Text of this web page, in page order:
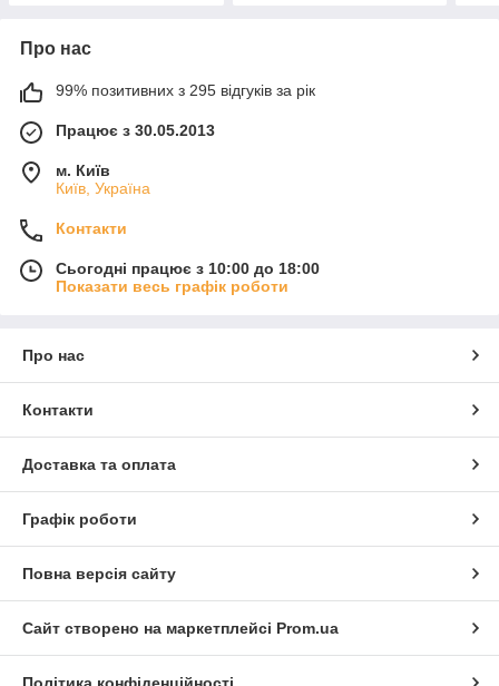
Про нас
99% позитивних з 295 відгуків за рік
Працює з 30.05.2013
м. Київ
Київ, Україна
Контакти
Сьогодні працює з 10:00 до 18:00
Показати весь графік роботи
Про нас
Контакти
Доставка та оплата
Графік роботи
Повна версія сайту
Сайт створено на маркетплейсі Prom.ua